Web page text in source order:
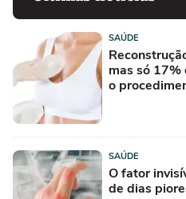
SAÚDE
mas só 17%
o
SAÚDE
O fator
de dias